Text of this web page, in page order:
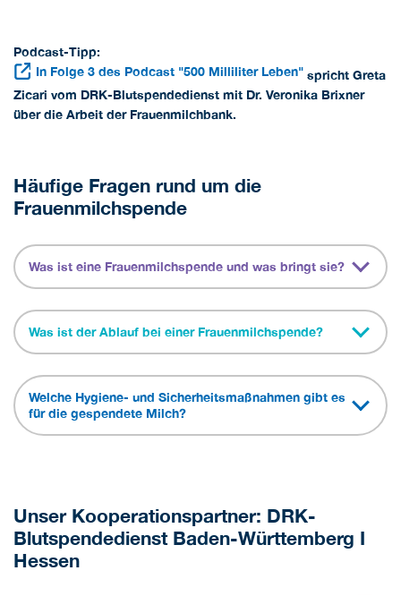
Podcast-Tipp:
In Folge 3 des Podcast "500 Milliliter Leben" spricht Greta
Zicari vom DRK-Blutspendedienst mit Dr. Veronika Brixner
über die Arbeit der Frauenmilchbank.
Häufige Fragen rund um die
Frauenmilchspende
Was ist eine Frauenmilchspende und was bringt sie?
Was ist der Ablauf bei einer Frauenmilchspende?
Welche Hygiene- und Sicherheitsmaßnahmen gibt es
für die gespendete Milch?
Unser Kooperationspartner: DRK-
Blutspendedienst Baden-Württemberg I
Hessen